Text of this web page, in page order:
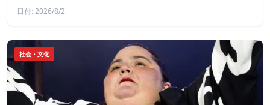
日付: 2026/8/2
社会・文化